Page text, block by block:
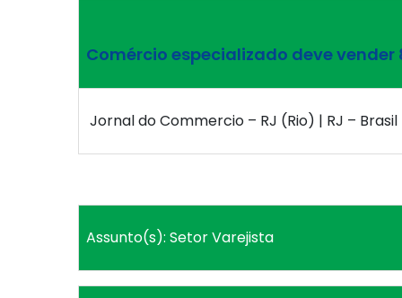
Comércio especializado deve vender
Jornal do Commercio – RJ (Rio) | RJ – Brasil
Assunto(s): Setor Varejista